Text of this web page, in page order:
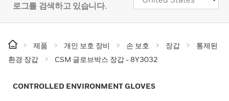
로그를 검색하고 있습니다.
제품 개인 보호 장비 손 보호 장갑
통제된
환경 장갑
CSM 글로브박스 장갑 - 8Y3032
CONTROLLED ENVIRONMENT GLOVES